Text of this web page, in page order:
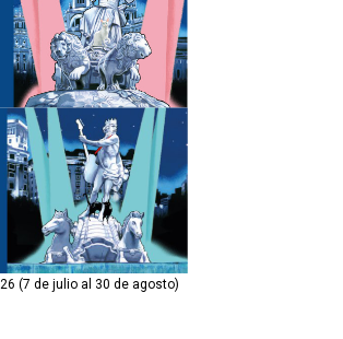
(7 de julio al 30 de agosto)